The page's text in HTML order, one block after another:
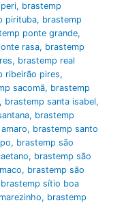
, brastemp
pirituba, brastemp
ponte grande,
rasa, brastemp
, brastemp real
ribeirão pires,
sacomã, brastemp
brastemp santa isabel,
, brastemp
, brastemp santo
, brastemp são
, brastemp são
, brastemp são
brastemp sítio boa
, brastemp